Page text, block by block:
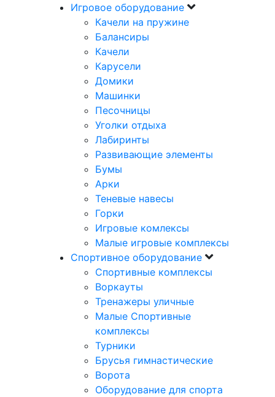
Игровое оборудование
Качели на пружине
Балансиры
Качели
Карусели
Домики
Машинки
Песочницы
Уголки отдыха
Лабиринты
Развивающие элементы
Бумы
Арки
Теневые навесы
Горки
Игровые комлексы
Малые игровые комплексы
Спортивное оборудование
Спортивные комплексы
Воркауты
Тренажеры уличные
Малые Спортивные
комплексы
Турники
Брусья гимнастические
Ворота
Оборудование для спорта